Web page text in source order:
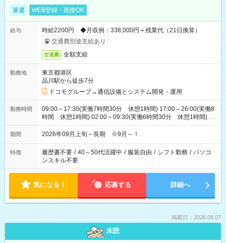
派遣 WEB登録・面接OK
給与
時給2200円 ◆月収例：338,000円＋残業代（21日換算）
交通費別途支給あり
交通費 全額支給
勤務地
東京都港区
品川駅から徒歩7分
ドコモグループ→通信設備とシステム開発・運用
勤務時間
09:00～17:30(実働7時間30分 休憩1時間) 17:00～26:00(実働8
時間 休憩1時間) 02:00～09:30(実働6時間30分 休憩1時間) ※
日勤は就業時間1/夜勤は就業時間2.3を連続で行って頂きます
期間 2026年09月上旬～長期 ※9月～！
特徴 履歴書不要 / 40～50代活躍中 / 服装自由 / シフト勤務 / パソコ
ンスキル不要
気になる！ 応募する 詳細へ
掲載日：2026.08.07
未読